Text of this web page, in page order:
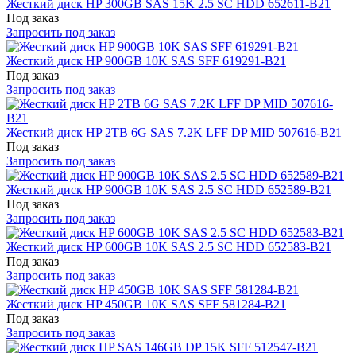
Жесткий диск HP 300GB SAS 15K 2.5 SC HDD 652611-B21
Под заказ
Запросить под заказ
Жесткий диск HP 900GB 10K SAS SFF 619291-B21
Под заказ
Запросить под заказ
Жесткий диск HP 2TB 6G SAS 7.2K LFF DP MID 507616-B21
Под заказ
Запросить под заказ
Жесткий диск HP 900GB 10K SAS 2.5 SC HDD 652589-B21
Под заказ
Запросить под заказ
Жесткий диск HP 600GB 10K SAS 2.5 SC HDD 652583-B21
Под заказ
Запросить под заказ
Жесткий диск HP 450GB 10K SAS SFF 581284-B21
Под заказ
Запросить под заказ